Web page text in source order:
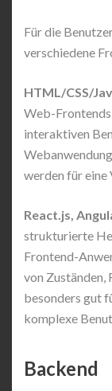
Für die
verschiedene
HTML/CSS/
Web-
interaktiven
werden für eine
React.js,
strukturierte
Frontend-
von Zuständen,
besonders gut
komplexe
Backend